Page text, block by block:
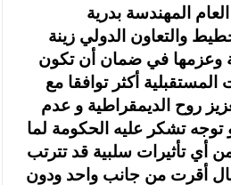
المهندسة بدرية
والتعاون الدولي زينة
وعزمها في ضمان أن تكون
أكثر توافقا مع
روح الديمقراطية و عدم
توجه تشكر عليه الحكومة لما
أي تأثيرات سلبية قد تترتب
أقرت من جانب واحد ودون